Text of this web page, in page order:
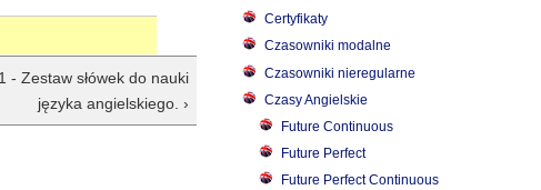
Certyfikaty
Czasowniki modalne
Czasowniki nieregularne
Czasy Angielskie
Future Continuous
Future Perfect
Future Perfect Continuous
- Zestaw słówek do nauki
języka angielskiego. ›